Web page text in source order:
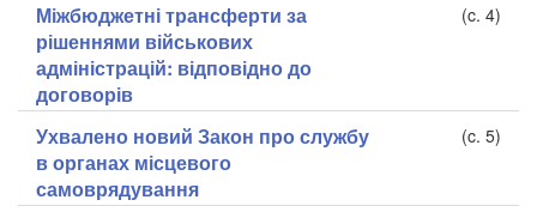
Міжбюджетні трансферти за
рішеннями військових
адміністрацій: відповідно до
договорів
(c. 4)
Ухвалено новий Закон про службу
в органах місцевого
самоврядування
(c. 5)